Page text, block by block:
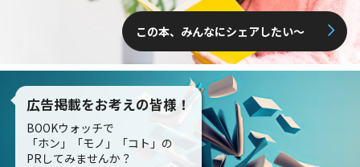
この本、みんなにシェアしたい〜
広告掲載をお考えの皆様！
BOOKウォッチで
「ホン」「モノ」「コト」の
PRしてみませんか？